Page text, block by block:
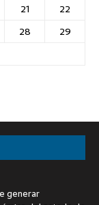
21
22
28
29
generar